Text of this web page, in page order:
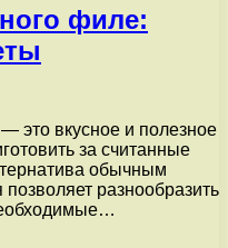
филе:
это вкусное и полезное
за считанные
обычным
разнообразить